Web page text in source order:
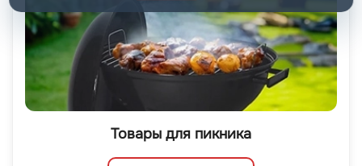
Товары для пикника